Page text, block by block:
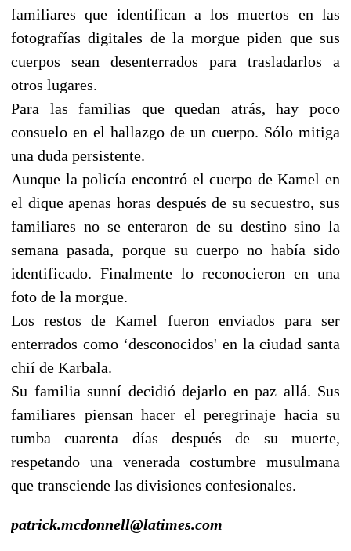
familiares que identifican a los muertos en las
fotografías digitales de la morgue piden que sus
cuerpos sean desenterrados para trasladarlos a
otros lugares.
Para las familias que quedan atrás, hay poco
consuelo en el hallazgo de un cuerpo. Sólo mitiga
una duda persistente.
Aunque la policía encontró el cuerpo de Kamel en
el dique apenas horas después de su secuestro, sus
familiares no se enteraron de su destino sino la
semana pasada, porque su cuerpo no había sido
identificado. Finalmente lo reconocieron en una
foto de la morgue.
Los restos de Kamel fueron enviados para ser
enterrados como ‘desconocidos' en la ciudad santa
chií de Karbala.
Su familia sunní decidió dejarlo en paz allá. Sus
familiares piensan hacer el peregrinaje hacia su
tumba cuarenta días después de su muerte,
respetando una venerada costumbre musulmana
que transciende las divisiones confesionales.
patrick.mcdonnell@latimes.com